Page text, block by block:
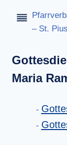
Inhalt
– St. Pius
Maria